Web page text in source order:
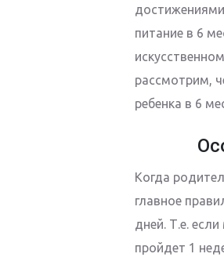
питание в 6
рассмотрим,
ребенка в 6
Когда
главное
дней. Т.е.
пройдет 1